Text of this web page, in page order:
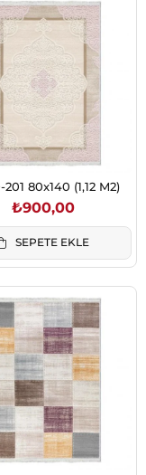
80x140 (1,12 M2)
₺900,00
SEPETE EKLE